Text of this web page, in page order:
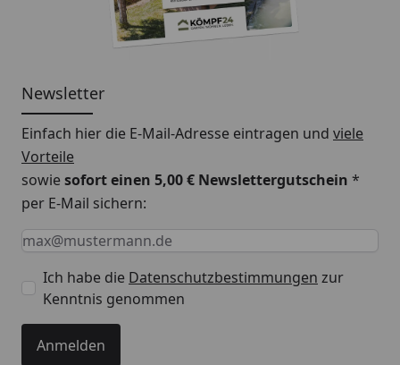
1830 x 197 mm
Verlegung:
Verlegesystem:
Multiclic, Winkel / Winkel-
Schlag-System
Integrierter
Schallschutz:
Feuchtraumgeeignet: wasserfest
HINWEIS: Die Farbgebung kann je nach
Bildschirmauflösung, Dekor oder auch Helligkeit variabel
sein.
Newsletter
Einfach hier die E-Mail-Adresse eintragen und viele
Vorteile
sowiesofort einen 5,00 € Newslettergutschein *
per E-Mail sichern:
Keine Eingabe erforderlich
Eingabe erforderlich
E-Mail *
Ich habe die Datenschutzbestimmungen zur
Kenntnis genommen
Anmelden